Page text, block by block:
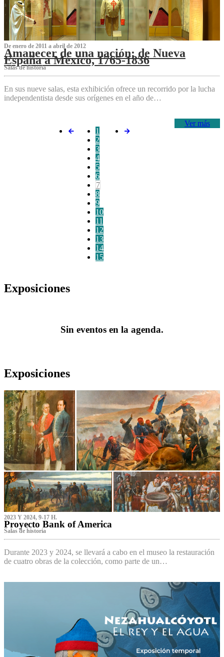
De enero de 2011 a abril de 2012
Amanecer de una nación: de Nueva
España a México, 1765-1836
Salas de historia
En sus nueve salas, esta exhibición ofrece un recorrido por la lucha
independentista desde sus orígenes en el año de…
Ver más
1
2
3
4
5
6
7
8
9
10
11
12
13
14
15
Exposiciones
Sin eventos en la agenda.
Exposiciones
2023 Y 2024, 9-17 H.
Proyecto Bank of America
S‌alas de historia
Durante 2023 y 2024, se llevará a cabo en el museo la restauración
de cuatro obras de la colección, como parte de un…